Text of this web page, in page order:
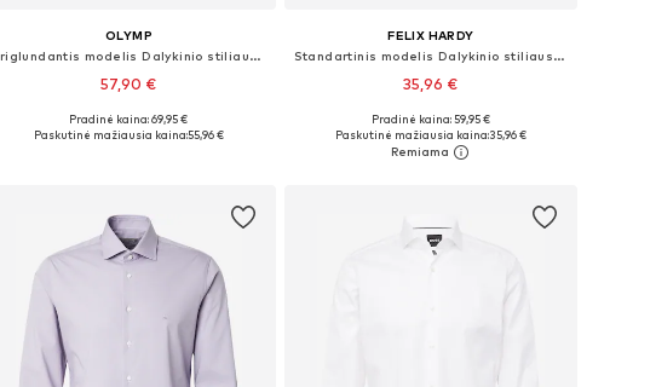
OLYMP
Priglundantis modelis Dalykinio stiliaus marškiniai 'Level 5'
57,90 €
Yra daugybė dydžių
Pradinė kaina: 69,95 €
Paskutinė mažiausia kaina:55,96 €
FELIX HARDY
Standartinis modelis Dalykinio stiliaus marškiniai
35,96 €
Yra daugybė dydžių
Į krepšelį
Pradinė kaina: 59,95 €
Paskutinė mažiausia kaina:35,96 €